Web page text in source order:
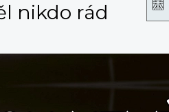
nikdo rád